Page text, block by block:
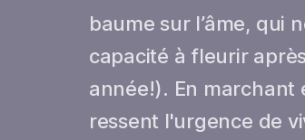
baume sur l’âme, qui
capacité à fleurir
année!). En marchant
ressent l'urgence de